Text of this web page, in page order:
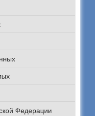
Федерации